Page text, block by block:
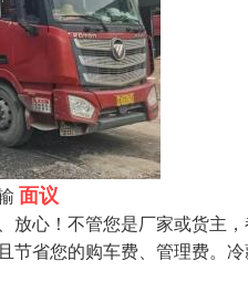
面议
放心！不管您是厂家或货主
节省您的购车费、管理费。